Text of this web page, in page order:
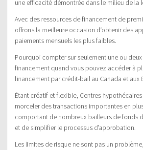
une efficacité démontrée dans le milieu de la
Avec des ressources de financement de
offrons la meilleure occasion d’obtenir des
paiements mensuels les plus faibles.
Pourquoi compter sur seulement une ou
financement quand vous pouvez accéder à
financement par crédit-bail au Canada et aux
Étant créatif et flexible, Centres
morceler des transactions importantes en
comportant de nombreux bailleurs de fonds
et de simplifier le processus d’approbation.
Les limites de risque ne sont pas un